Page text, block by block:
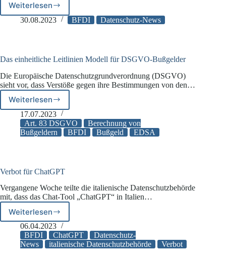
WeiterlesenDatenschutzaufsicht
im
Zentralisierung
Zuständigkeit
30.08.2023 BFDI Datenschutz-News
Das einheitliche Leitlinien Modell für DSGVO-Bußgelder
Die Europäische Datenschutzgrundverordnung (DSGVO)
sieht vor, dass Verstöße gegen ihre Bestimmungen von den…
Weiterlesen
Das
einheitliche
Leitlinien
Modell
17.07.2023
Art. 83 DSGVO
Berechnung von
Bußgeldern
BFDI Bußgeld EDSA
Verbot für ChatGPT
Vergangene Woche teilte die italienische Datenschutzbehörde
mit, dass das Chat-Tool „ChatGPT“ in Italien…
Weiterlesen
Verbot
für
ChatGPT
06.04.2023
BFDI
ChatGPT
Datenschutz-
News
italienische Datenschutzbehörde Verbot